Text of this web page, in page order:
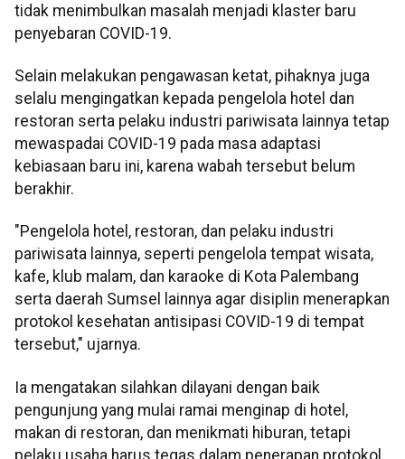
tidak menimbulkan masalah menjadi klaster baru
penyebaran COVID-19.
Selain melakukan pengawasan ketat, pihaknya juga
selalu mengingatkan kepada pengelola hotel dan
restoran serta pelaku industri pariwisata lainnya tetap
mewaspadai COVID-19 pada masa adaptasi
kebiasaan baru ini, karena wabah tersebut belum
berakhir.
"Pengelola hotel, restoran, dan pelaku industri
pariwisata lainnya, seperti pengelola tempat wisata,
kafe, klub malam, dan karaoke di Kota Palembang
serta daerah Sumsel lainnya agar disiplin menerapkan
protokol kesehatan antisipasi COVID-19 di tempat
tersebut," ujarnya.
Ia mengatakan silahkan dilayani dengan baik
pengunjung yang mulai ramai menginap di hotel,
makan di restoran, dan menikmati hiburan, tetapi
pelaku usaha harus tegas dalam penerapan protokol